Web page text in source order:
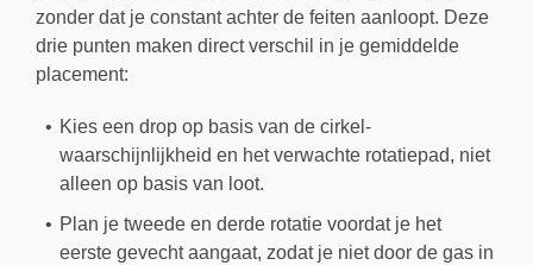
zonder dat je constant achter de feiten aanloopt. Deze
drie punten maken direct verschil in je gemiddelde
placement:
Kies een drop op basis van de cirkel-
waarschijnlijkheid en het verwachte rotatiepad, niet
alleen op basis van loot.
Plan je tweede en derde rotatie voordat je het
eerste gevecht aangaat, zodat je niet door de gas in